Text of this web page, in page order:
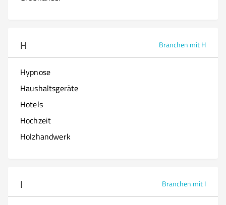
H Branchen mit H
Hypnose
Haushaltsgeräte
Hotels
Hochzeit
Holzhandwerk
I Branchen mit I